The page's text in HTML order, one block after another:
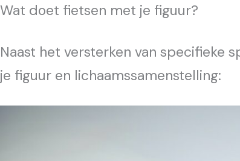
Wat doet fietsen met je figuur?
Naast het versterken van specifieke
je figuur en lichaamssamenstelling: